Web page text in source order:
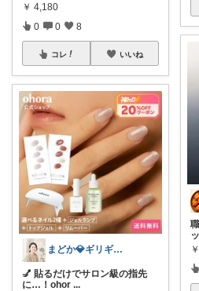
￥ 4,180
0 0 8
コレ いいね
まどか💎ギリギリアラサーOL
💅 貼るだけでサロン級の指先
に…！ohor ...
￥